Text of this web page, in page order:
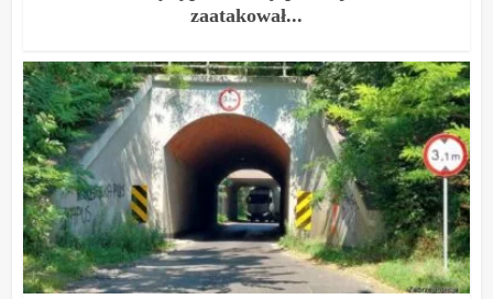
zaatakował...